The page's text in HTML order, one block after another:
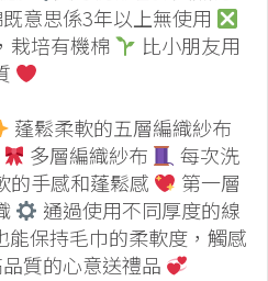
意思係3年以上無使用
栽培有機棉
比小朋友用
蓬鬆柔軟的五層編織紗布
多層編織紗布
每次洗
的手感和蓬鬆感
第一層
通過使用不同厚度的線
能保持毛巾的柔軟度，觸感
質的心意送禮品